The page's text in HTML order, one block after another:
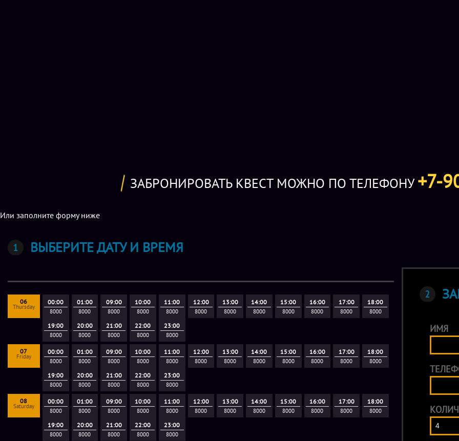
ЗАБРОНИРОВАТЬ КВЕСТ МОЖНО ПО ТЕЛЕФОНУ+7-
Или заполните форму ниже
ВЫБЕРИТЕ ДАТУ И ВРЕМЯ
06
Thursday
00:00
8000
01:00
8000
09:00
8000
10:00
8000
11:00
8000
12:00
8000
13:00
8000
14:00
8000
15:00
8000
16:00
8000
17:00
8000
18:00
8000
19:00
8000
20:00
8000
21:00
8000
22:00
8000
23:00
8000
07
Friday
00:00
8000
01:00
8000
09:00
8000
10:00
8000
11:00
8000
12:00
8000
13:00
8000
14:00
8000
15:00
8000
16:00
8000
17:00
8000
18:00
8000
19:00
8000
20:00
8000
21:00
8000
22:00
8000
23:00
8000
08
Saturday
00:00
8000
01:00
8000
09:00
8000
10:00
8000
11:00
8000
12:00
8000
13:00
8000
14:00
8000
15:00
8000
16:00
8000
17:00
8000
18:00
8000
19:00
8000
20:00
8000
21:00
8000
22:00
8000
23:00
8000
ИМЯ